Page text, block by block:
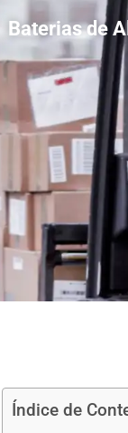
Baterias de
Índice de